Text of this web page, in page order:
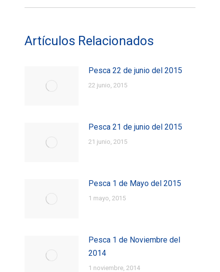
Artículos Relacionados
Pesca 22 de junio del 2015
22 junio, 2015
Pesca 21 de junio del 2015
21 junio, 2015
Pesca 1 de Mayo del 2015
1 mayo, 2015
Pesca 1 de Noviembre del
2014
1 noviembre, 2014